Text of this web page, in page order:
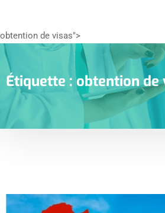
obtention de visas">
Étiquette :obtention de